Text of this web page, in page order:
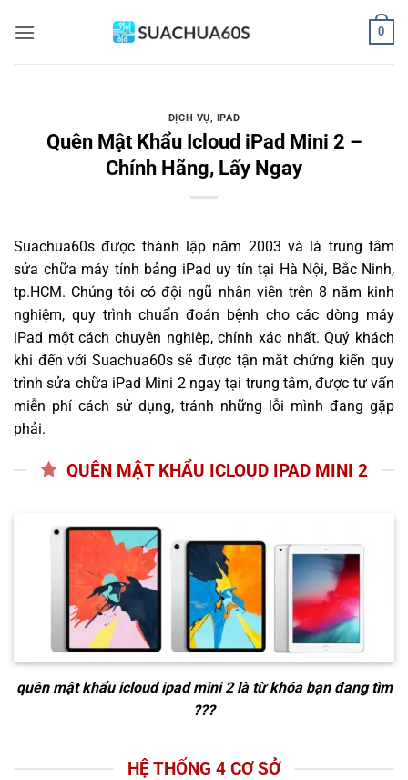
qua
0
DỊCH VỤ, IPAD
Quên Mật Khẩu Icloud iPad Mini 2 –
Chính Hãng, Lấy Ngay
Suachua60s được thành lập năm 2003 và là trung tâm
sửa chữa máy tính bảng iPad uy tín tại Hà Nội, Bắc Ninh,
tp.HCM. Chúng tôi có đội ngũ nhân viên trên 8 năm kinh
nghiệm, quy trình chuẩn đoán bệnh cho các dòng máy
iPad một cách chuyên nghiệp, chính xác nhất. Quý khách
khi đến với Suachua60s sẽ được tận mắt chứng kiến quy
trình sửa chữa iPad Mini 2 ngay tại trung tâm, được tư vấn
miễn phí cách sử dụng, tránh những lỗi mình đang gặp
phải.
QUÊN MẬT KHẨU ICLOUD IPAD MINI 2
quên mật khẩu icloud ipad mini 2là từ khóa bạn đang tìm
???
HỆ THỐNG 4 CƠ SỞ